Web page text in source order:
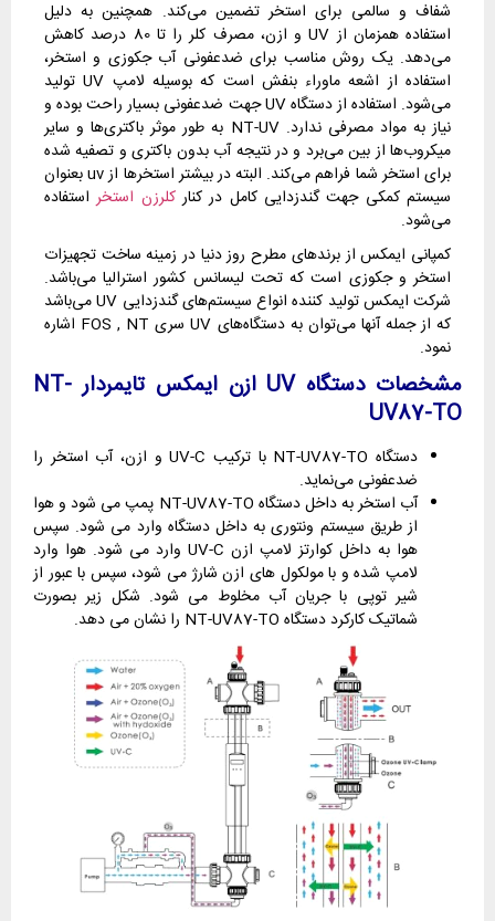
شفاف و سالمی برای استخر تضمین می‌کند. همچنین به دلیل
استفاده همزمان از UV و ازن، مصرف کلر را تا 80 درصد کاهش
می‌دهد. یک روش مناسب برای ضدعفونی آب جکوزی و استخر،
استفاده از اشعه ماوراء بنفش است که بوسیله لامپ UV تولید
می‌شود. استفاده از دستگاه UV جهت ضدعفونی بسیار راحت بوده و
نیاز به مواد مصرفی ندارد. NT-UV به طور موثر باکتری‌ها و سایر
میکروب‌ها از بین می‌برد و در نتیجه آب بدون باکتری و تصفیه شده
برای استخر شما فراهم می‌کند. البته در بیشتر استخرها از uv بعنوان
سیستم کمکی جهت گندزدایی کامل در کنارکلرزن استخراستفاده
می‌شود.
کمپانی ایمکس از برندهای مطرح روز دنیا در زمینه ساخت تجهیزات
استخر و جکوزی است که تحت لیسانس کشور استرالیا می‌باشد.
شرکت ایمکس تولید کننده انواع سیستم‌های گندزدایی UV می‌باشد
که از جمله آنها می‌توان به دستگاه‌های UV سری FOS , NT اشاره
نمود.
مشخصات دستگاه UV ازن ایمکس تایمردار NT-
UV87-TO
دستگاه NT-UV87-TO با ترکیب UV-C و ازن، آب استخر را
ضدعفونی می‌نماید.
آب استخر به داخل دستگاه NT-UV87-TO پمپ می شود و هوا
از طریق سیستم ونتوری به داخل دستگاه وارد می شود. سپس
هوا به داخل کوارتز لامپ ازن UV-C وارد می شود. هوا وارد
لامپ شده و با مولکول های ازن شارژ می شود، سپس با عبور از
شیر توپی با جریان آب مخلوط می شود. شکل زیر بصورت
شماتیک کارکرد دستگاه NT-UV87-TO را نشان می دهد.